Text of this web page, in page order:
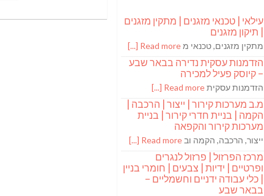
עילאי | טכנאי מזגנים | מתקין מזגנים
| תיקון מזגנים
מתקין מזגנים, טכנאי מRead more [...]
הזדמנות עסקית נדירה בבאר שבע
– קיוסק פעיל למכירה
הזדמנות עסקיתRead more [...]
מ.ב מערכות קירור | ייצור | הרכבה |
הקמה | בניית חדרי קירור | בניית
מערכות קירור והקפאה
ייצור, הרכבה, הקמה וב Read more [...]
מרכז הפרזול | פרזול לנגרים
ופרטיים | ידיות | צבעים | חומרי בניין
| כלי עבודה ידניים וחשמליים –
בבאר שבע